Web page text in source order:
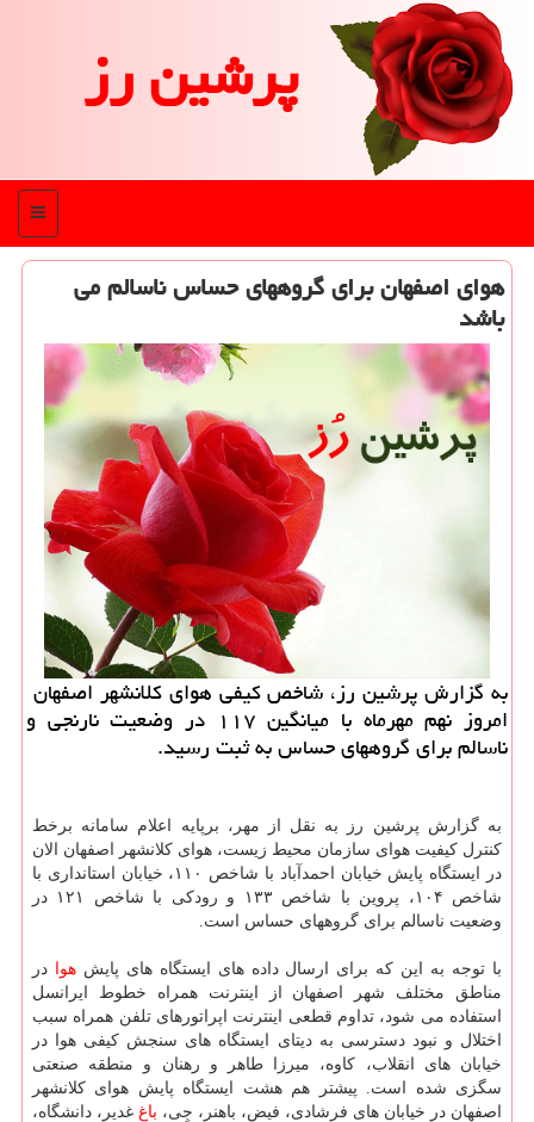
پرشین رز
منو
هوای اصفهان برای گروههای حساس ناسالم می
باشد
به گزارش پرشین رز، شاخص کیفی هوای کلانشهر اصفهان
امروز نهم مهرماه با میانگین ۱۱۷ در وضعیت نارنجی و
ناسالم برای گروههای حساس به ثبت رسید.
به گزارش پرشین رز به نقل از مهر، برپایه اعلام سامانه برخط
کنترل کیفیت هوای سازمان محیط زیست، هوای کلانشهر اصفهان الان
در ایستگاه پایش خیابان احمدآباد با شاخص ۱۱۰، خیابان استانداری با
شاخص ۱۰۴، پروین با شاخص ۱۳۳ و رودکی با شاخص ۱۲۱ در
وضعیت ناسالم برای گروههای حساس است.
با توجه به این که برای ارسال داده های ایستگاه های پایشهوا در
مناطق مختلف شهر اصفهان از اینترنت همراه خطوط ایرانسل
استفاده می شود، تداوم قطعی اینترنت اپراتورهای تلفن همراه سبب
اختلال و نبود دسترسی به دیتای ایستگاه های سنجش کیفی هوا در
خیابان های انقلاب، کاوه، میرزا طاهر و رهنان و منطقه صنعتی
سگزی شده است. پیشتر هم هشت ایستگاه پایش هوای کلانشهر
اصفهان در خیابان های فرشادی، فیض، باهنر، جِی، باغ غدیر، دانشگاه،